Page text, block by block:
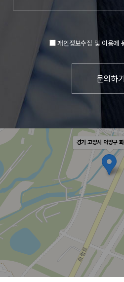
개인정보수집 및 이용에
경기 고양시 덕양구